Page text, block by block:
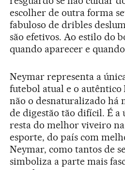
escolher de outra forma
fabuloso de dribles
são efetivos. Ao estilo do
quando aparecer e
Neymar representa a
futebol atual e o autêntico
não o desnaturalizado há
de digestão tão difícil. É a
resta do melhor viveiro
esporte, do país com
Neymar, como tantos de
simboliza a parte mais